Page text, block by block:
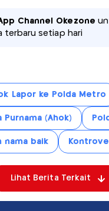
Channel Okezone
terbaru setiap hari
Lapor ke Polda Metro
Purnama (Ahok)
nama baik
Lihat Berita Terkait